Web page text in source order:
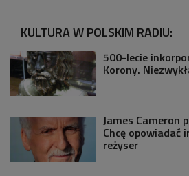
KULTURA W POLSKIM RADIU:
500-lecie
Korony.
James Cameron
Chcę opowiadać
reżyser